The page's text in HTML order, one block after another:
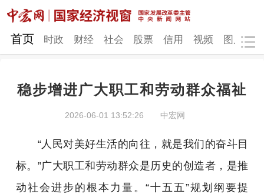
网站地图
地方发展
首页 时政 财经 社会 股票 信用 视频 图片
稳步增进广大职工和劳动群众福祉
2026-06-01 13:52:26 中宏网
“人民对美好生活的向往，就是我们的奋斗目
标。”广大职工和劳动群众是历史的创造者，是推
动社会进步的根本力量。“十五五”规划纲要提